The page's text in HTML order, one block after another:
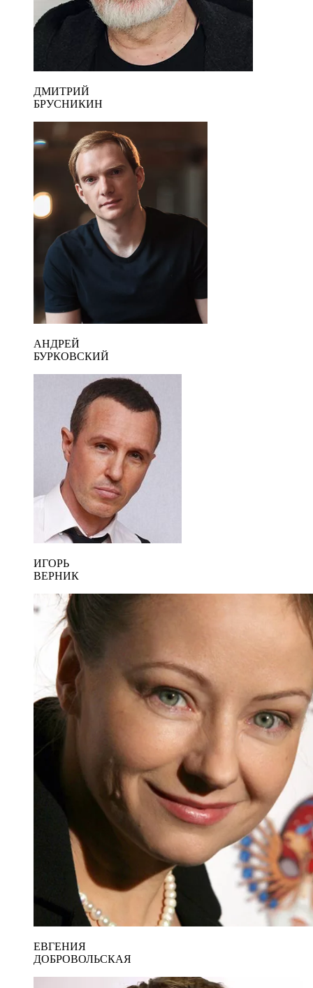
ДМИТРИЙ
БРУСНИКИН
АНДРЕЙ
БУРКОВСКИЙ
ИГОРЬ
ВЕРНИК
ЕВГЕНИЯ
ДОБРОВОЛЬСКАЯ